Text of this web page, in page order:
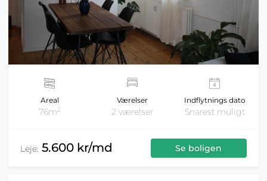
Areal
76m2
Værelser
2 værelser
Indflytnings dato
Snarest muligt
Leje: 5.600 kr/md Se boligen